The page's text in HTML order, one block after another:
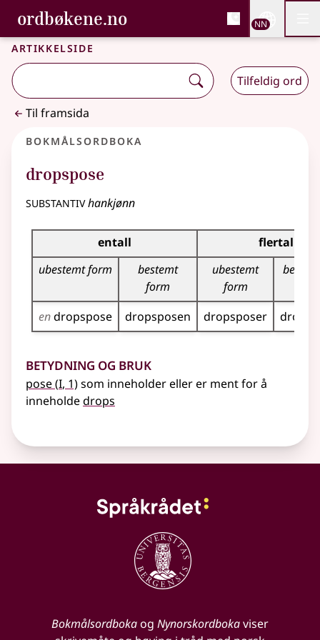
Gå til hovudinnhald
Tilgjenge
ordbøkene.no, Bokmålsordboka og
Bokmålsordboka og Nynorskordboka
NN
Artikkelside
Tilfeldig ord
Til framsida
Bokmålsordboka
dropspose
substantivhankjønn
Bøyingstabell for dette substantivet
entall
flertall
ubestemt form
bestemt
form
ubestemt
form
endropspose dropsposen dropsposer
Betydning og bruk
pose(1
I, 1)som inneholder eller er ment for å
inneholdedrops
Bokmålsordbokaog Nynorskordbokaviser